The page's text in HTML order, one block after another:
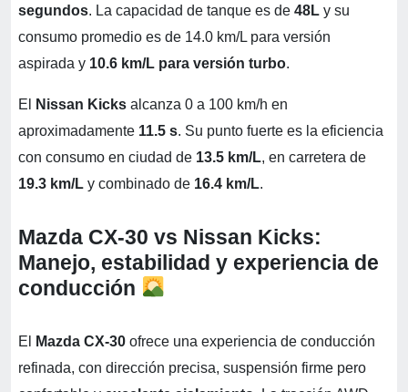
segundos. La capacidad de tanque es de 48L y su
consumo promedio es de 14.0 km/L para versión
aspirada y 10.6 km/L para versión turbo.
El Nissan Kicks alcanza 0 a 100 km/h en
aproximadamente 11.5 s. Su punto fuerte es la eficiencia
con consumo en ciudad de 13.5 km/L, en carretera de
19.3 km/L y combinado de 16.4 km/L.
Mazda CX-30 vs Nissan Kicks:
Manejo, estabilidad y experiencia de
conducción
El Mazda CX-30 ofrece una experiencia de conducción
refinada, con dirección precisa, suspensión firme pero